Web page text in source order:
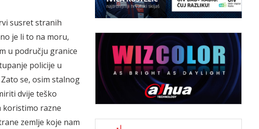
susret stranih
je li to na moru,
u području granice
policije u
se, osim stalnog
dvije teško
razne
zemlje koje nam